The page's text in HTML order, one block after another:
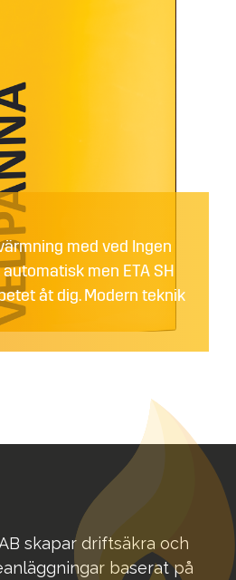
med ved Ingen
men ETA SH
åt dig. Modern teknik
skapar driftsäkra och
baserat på